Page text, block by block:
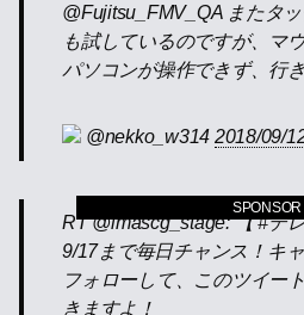
@Fujitsu_FMV_QA またタ
も試しているのですが、マ
パソコンが操作できず、行
@nekko_w314 2018/09/
RT @imascg_stage: 【 #デ
9/17まで毎日チャンス！キ
フォローして、このツイー
きますよ！
SPONSOR